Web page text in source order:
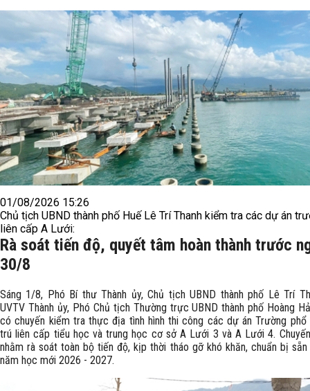
01/08/2026 15:26
Chủ tịch UBND thành phố Huế Lê Trí Thanh kiểm tra các dự án
liên cấp A Lưới:
Rà soát tiến độ, quyết tâm hoàn thành trước
30/8
Sáng 1/8, Phó Bí thư Thành ủy, Chủ tịch UBND thành phố Lê Trí
UVTV Thành ủy, Phó Chủ tịch Thường trực UBND thành phố Hoàng
có chuyến kiểm tra thực địa tình hình thi công các dự án Trường phổ
trú liên cấp tiểu học và trung học cơ sở A Lưới 3 và A Lưới 4.
nhằm rà soát toàn bộ tiến độ, kịp thời tháo gỡ khó khăn, chuẩn bị sẵn
năm học mới 2026 - 2027.